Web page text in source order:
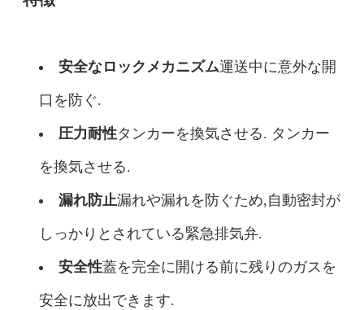
安全なロックメカニズム運送中に意外な開
口を防ぐ.
圧力耐性タンカーを換気させる. タンカー
を換気させる.
漏れ防止漏れや漏れを防ぐため,自動密封が
しっかりとされている緊急排気弁.
安全性蓋を完全に開ける前に残りのガスを
安全に放出できます.